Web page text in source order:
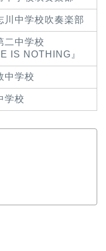
川中学校吹奏楽部
二中学校
IS NOTHING』
中学校
学校